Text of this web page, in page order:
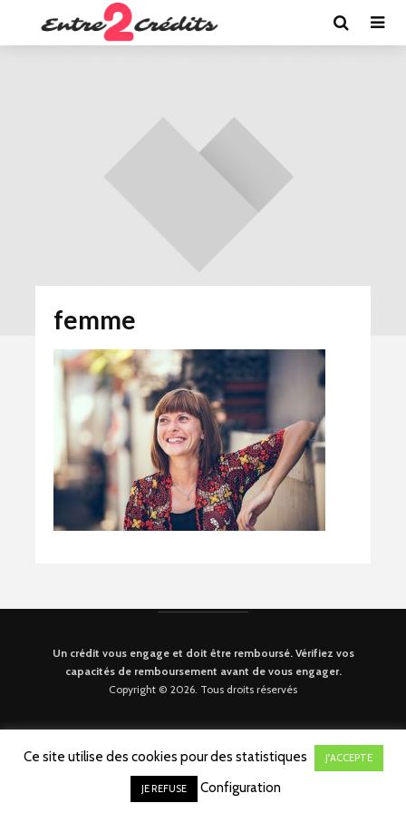
femme
Un crédit vous engage et doit être remboursé. Vérifiez vos
capacités de remboursement avant de vous engager.
Copyright © 2026. Tous droits réservés
Ce site utilise des cookies pour des statistiques J'ACCEPTE
JE REFUSE Configuration